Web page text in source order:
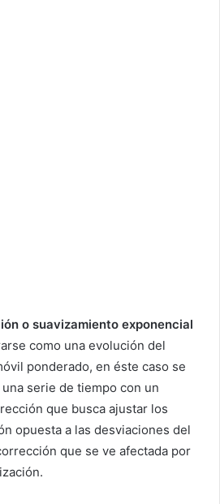
o suavizamiento exponencial
como una evolución del
ponderado, en éste caso se
serie de tiempo con un
que busca ajustar los
opuesta a las desviaciones del
que se ve afectada por